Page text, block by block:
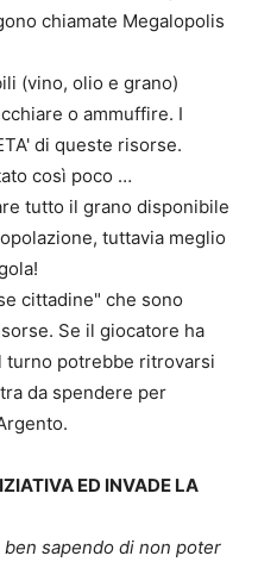
chiamate Megalopolis
(vino, olio e grano)
o ammuffire. I
di queste risorse.
così poco …
tutto il grano disponibile
tuttavia meglio
cittadine" che sono
Se il giocatore ha
turno potrebbe ritrovarsi
da spendere per
ED INVADE LA
sapendo di non poter